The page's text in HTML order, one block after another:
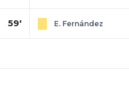
59' E. Fernández